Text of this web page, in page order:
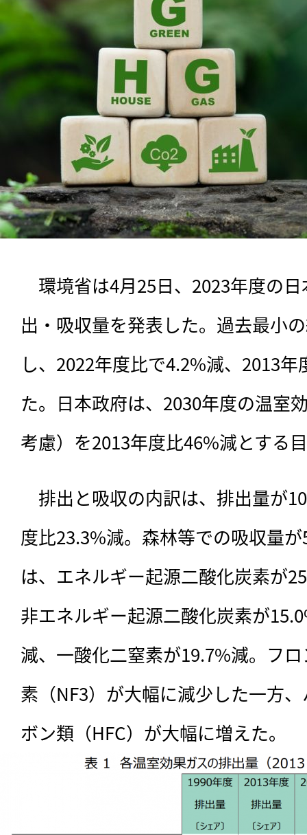
環境省は4月25日、2023年度の
出・吸収量を発表した。過去最小
し、2022年度比で4.2%減、2013
た。日本政府は、2030年度の温室
考慮）を2013年度比46%減とする
排出と吸収の内訳は、排出量が
度比23.3%減。森林等での吸収量
は、エネルギー起源二酸化炭素が
非エネルギー起源二酸化炭素が
減、一酸化二窒素が19.7%減。フ
素（NF3）が大幅に減少した一方